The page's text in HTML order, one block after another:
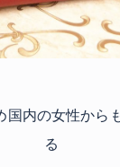
国内の女性から
る